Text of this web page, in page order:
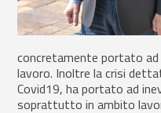
concretamente portato ad
lavoro. Inoltre la crisi
Covid19, ha portato ad
soprattutto in ambito